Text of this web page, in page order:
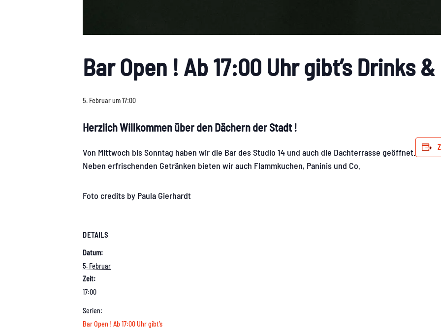
Bar Open ! Ab 17:00 Uhr gibt’s Drinks
5. Februar um 17:00
Herzlich Willkommen über den Dächern der Stadt !
Von Mittwoch bis Sonntag haben wir die Bar des Studio 14 und auch die Dachterrasse geöffnet.
Neben erfrischenden Getränken bieten wir auch Flammkuchen, Paninis und Co.
Foto credits by Paula Gierhardt
DETAILS
Datum:
5. Februar
Zeit:
17:00
Serien:
Bar Open ! Ab 17:00 Uhr gibt’s